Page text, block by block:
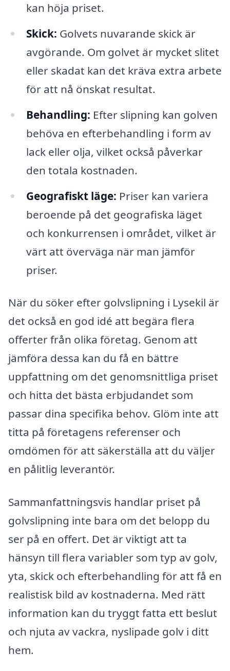
kan höja priset.
Skick: Golvets nuvarande skick är
avgörande. Om golvet är mycket slitet
eller skadat kan det kräva extra arbete
för att nå önskat resultat.
Behandling: Efter slipning kan golven
behöva en efterbehandling i form av
lack eller olja, vilket också påverkar
den totala kostnaden.
Geografiskt läge: Priser kan variera
beroende på det geografiska läget
och konkurrensen i området, vilket är
värt att överväga när man jämför
priser.
När du söker efter golvslipning i Lysekil är
det också en god idé att begära flera
offerter från olika företag. Genom att
jämföra dessa kan du få en bättre
uppfattning om det genomsnittliga priset
och hitta det bästa erbjudandet som
passar dina specifika behov. Glöm inte att
titta på företagens referenser och
omdömen för att säkerställa att du väljer
en pålitlig leverantör.
Sammanfattningsvis handlar priset på
golvslipning inte bara om det belopp du
ser på en offert. Det är viktigt att ta
hänsyn till flera variabler som typ av golv,
yta, skick och efterbehandling för att få en
realistisk bild av kostnaderna. Med rätt
information kan du tryggt fatta ett beslut
och njuta av vackra, nyslipade golv i ditt
hem.